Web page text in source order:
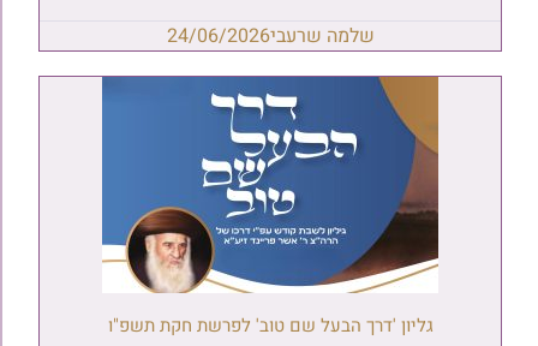
שלמה שרעבי24/06/2026
גליון 'דרך הבעל שם טוב' לפרשת חקת תשפ"ו